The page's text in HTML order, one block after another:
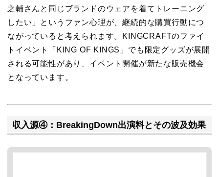
之輔さんと同じブランドのウェアを着てトレーニング
したい」というファン心理が、継続的な購買行動につ
ながっていると考えられます。KINGCRAFTのファイ
トイベント「KING OF KINGS」でも限定グッズが展開
される可能性があり、イベント開催が新たな販売機会
となっています。
収入源④：BreakingDown出演料とその波及効果